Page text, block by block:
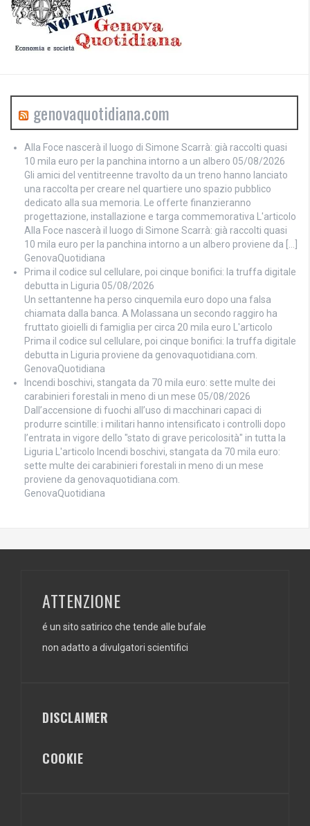
genovaquotidiana.com
Alla Foce nascerà il luogo di Simone Scarrà: già raccolti quasi
10 mila euro per la panchina intorno a un albero 05/08/2026
Gli amici del ventitreenne travolto da un treno hanno lanciato
una raccolta per creare nel quartiere uno spazio pubblico
dedicato alla sua memoria. Le offerte finanzieranno
progettazione, installazione e targa commemorativa L'articolo
Alla Foce nascerà il luogo di Simone Scarrà: già raccolti quasi
10 mila euro per la panchina intorno a un albero proviene da […]
GenovaQuotidiana
Prima il codice sul cellulare, poi cinque bonifici: la truffa digitale
debutta in Liguria 05/08/2026
Un settantenne ha perso cinquemila euro dopo una falsa
chiamata dalla banca. A Molassana un secondo raggiro ha
fruttato gioielli di famiglia per circa 20 mila euro L'articolo
Prima il codice sul cellulare, poi cinque bonifici: la truffa digitale
debutta in Liguria proviene da genovaquotidiana.com.
GenovaQuotidiana
Incendi boschivi, stangata da 70 mila euro: sette multe dei
carabinieri forestali in meno di un mese 05/08/2026
Dall’accensione di fuochi all’uso di macchinari capaci di
produrre scintille: i militari hanno intensificato i controlli dopo
l’entrata in vigore dello "stato di grave pericolosità" in tutta la
Liguria L'articolo Incendi boschivi, stangata da 70 mila euro:
sette multe dei carabinieri forestali in meno di un mese
proviene da genovaquotidiana.com.
GenovaQuotidiana
ATTENZIONE
é un sito satirico che tende alle bufale
non adatto a divulgatori scientifici
DISCLAIMER
COOKIE